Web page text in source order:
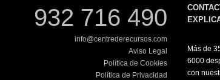
932 716 490
info@centrederecursos.com
Aviso Legal
Política de Cookies
Política de Privacidad
Más de
6000
con